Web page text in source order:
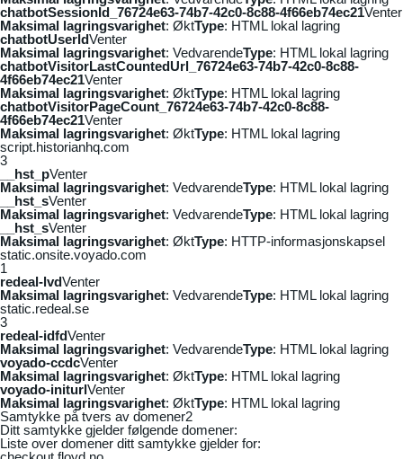
chatbotSessionId_76724e63-74b7-42c0-8c88-4f66eb74ec21Venter
Maksimal lagringsvarighet: ØktType: HTML lokal lagring
chatbotUserIdVenter
Maksimal lagringsvarighet: VedvarendeType: HTML lokal lagring
chatbotVisitorLastCountedUrl_76724e63-74b7-42c0-8c88-
4f66eb74ec21Venter
Maksimal lagringsvarighet: ØktType: HTML lokal lagring
chatbotVisitorPageCount_76724e63-74b7-42c0-8c88-
4f66eb74ec21Venter
Maksimal lagringsvarighet: ØktType: HTML lokal lagring
script.historianhq.com
3
__hst_pVenter
Maksimal lagringsvarighet: VedvarendeType: HTML lokal lagring
__hst_sVenter
Maksimal lagringsvarighet: VedvarendeType: HTML lokal lagring
__hst_sVenter
Maksimal lagringsvarighet: ØktType: HTTP-informasjonskapsel
static.onsite.voyado.com
1
redeal-lvdVenter
Maksimal lagringsvarighet: VedvarendeType: HTML lokal lagring
static.redeal.se
3
redeal-idfdVenter
Maksimal lagringsvarighet: VedvarendeType: HTML lokal lagring
voyado-ccdcVenter
Maksimal lagringsvarighet: ØktType: HTML lokal lagring
voyado-initurlVenter
Maksimal lagringsvarighet: ØktType: HTML lokal lagring
Samtykke på tvers av domener2
Ditt samtykke gjelder følgende domener:
Liste over domener ditt samtykke gjelder for: